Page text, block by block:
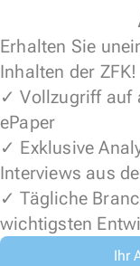
Erhalten Sie
Inhalten der ZFK!
✓ Vollzugriff auf
ePaper
✓ Exklusive
Interviews aus
✓ Tägliche
wichtigsten
Ihr